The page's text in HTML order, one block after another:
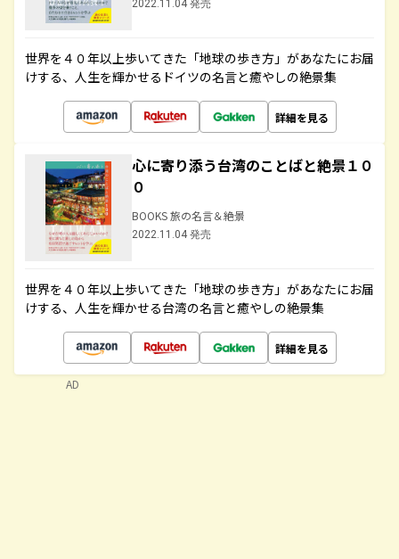
2022.11.04 発売
世界を４０年以上歩いてきた「地球の歩き方」があなたにお届
けする、人生を輝かせるドイツの名言と癒やしの絶景集
詳細を見る
心に寄り添う台湾のことばと絶景１０
０
BOOKS 旅の名言＆絶景
2022.11.04 発売
世界を４０年以上歩いてきた「地球の歩き方」があなたにお届
けする、人生を輝かせる台湾の名言と癒やしの絶景集
詳細を見る
AD